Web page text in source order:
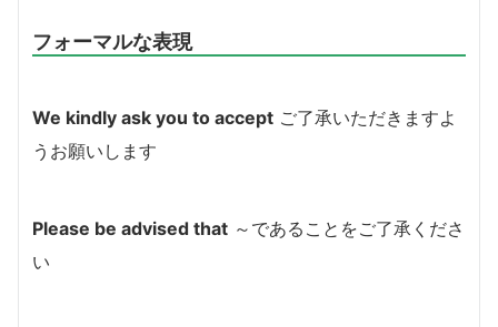
フォーマルな表現
We kindly ask you to accept ご了承いただきますよ
うお願いします
Please be advised that ～であることをご了承くださ
い